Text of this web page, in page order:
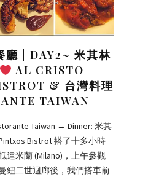
廳 | DAY2~ 米其林
AL CRISTO
& 台灣料理
TAIWAN
Taiwan → Dinner: 米其
Bistrot 搭了十多小時
達米蘭 (Milano)，上午參觀
紐二世迴廊後，我們搭車前